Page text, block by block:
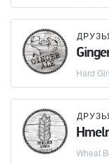
Hard
Wheat